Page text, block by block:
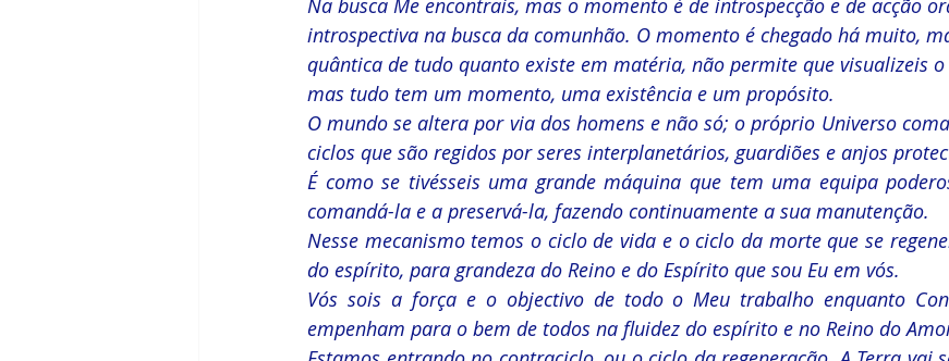
introspectiva na busca da comunhão. O momento é chegado há muito,
quântica de tudo quanto existe em matéria, não permite que visualizeis
mas tudo tem um momento, uma existência e um propósito.
O mundo se altera por via dos homens e não só; o próprio Universo
ciclos que são regidos por seres interplanetários, guardiões e anjos
É como se tivésseis uma grande máquina que tem uma equipa
comandá-la e a preservá-la, fazendo continuamente a sua manutenção.
Nesse mecanismo temos o ciclo de vida e o ciclo da morte que se
do espírito, para grandeza do Reino e do Espírito que sou Eu em vós.
Vós sois a força e o objectivo de todo o Meu trabalho enquanto
empenham para o bem de todos na fluidez do espírito e no Reino do